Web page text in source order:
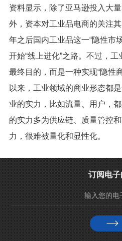
资料显示，除了亚马逊投入大
外，资本对工业品电商的关注
年之后国内工业品这一“隐性市
开始“线上进化”之路。不过，工
最终目的，而是一种实现“隐性
以来，工业领域的商业形态都
业的实力，比如流量、用户，
的实力多为供应链、质量管控
力，很难被量化和显性化。
订阅电